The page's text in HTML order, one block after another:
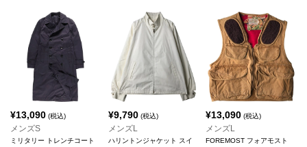
¥13,090 (税込)
メンズS
ミリタリー トレンチコート
¥9,790(税込)
メンズL
ハリントンジャケット スイ
¥13,090 (税込)
メンズL
FOREMOST フォアモスト